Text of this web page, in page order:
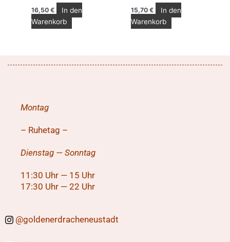
16,50€
In den
Warenkorb
15,70 €
In den
Warenkorb
Montag
– Ruhetag –
Dienstag — Sonntag
11:30 Uhr — 15 Uhr
17:30 Uhr — 22 Uhr
@goldenerdracheneustadt